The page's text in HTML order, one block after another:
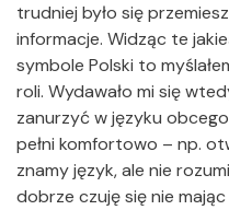
trudniej było się
informacje. Widząc te
symbole Polski to
roli. Wydawało mi się
zanurzyć w języku
pełni komfortowo – np.
znamy język, ale nie
dobrze czuję się nie